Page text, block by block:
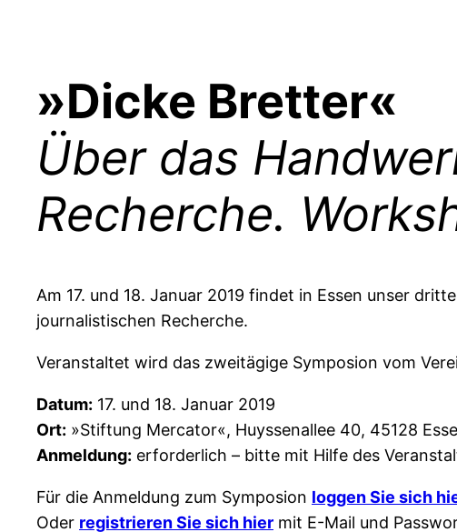
»Dicke Bretter«
Über das
Recherche.
Am 17. und 18. Januar 2019 findet in Essen unser
journalistischen Recherche.
Veranstaltet wird das zweitägige Symposion vom
Datum: 17. und 18. Januar 2019
Ort: »Stiftung Mercator«, Huyssenallee 40, 45128
Anmeldung: erforderlich – bitte mit Hilfe des
Für die Anmeldung zum Symposion loggen Sie sich
Oder registrieren Sie sich hier mit E-Mail und